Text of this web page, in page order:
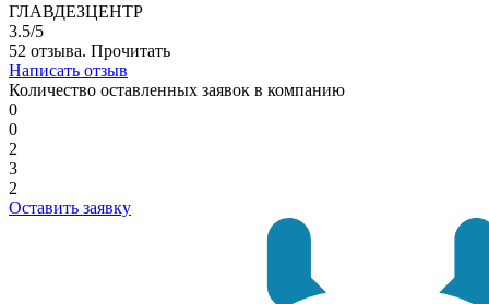
ГЛАВДЕЗЦЕНТР
3.5/5
52 отзыва. Прочитать
Написать отзыв
Количество оставленных заявок в компанию
0
0
2
3
2
Оставить заявку